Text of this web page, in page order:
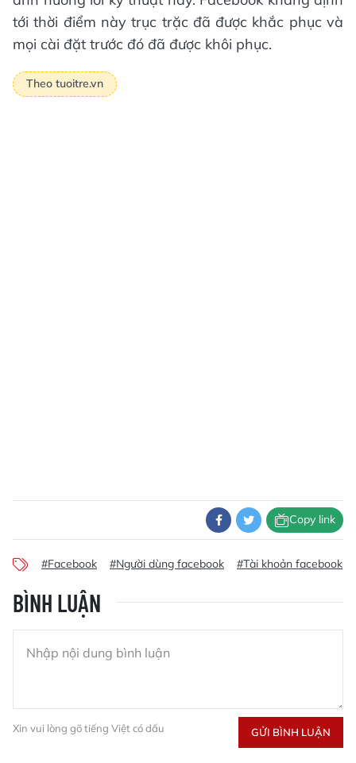
tới thời điểm này trục trặc đã được khắc phục và
mọi cài đặt trước đó đã được khôi phục.
Theo tuoitre.vn
Copy link
#Facebook #Người dùng facebook #Tài khoản facebook
BÌNH LUẬN
Xin vui lòng gõ tiếng Việt có dấu GỬI BÌNH LUẬN